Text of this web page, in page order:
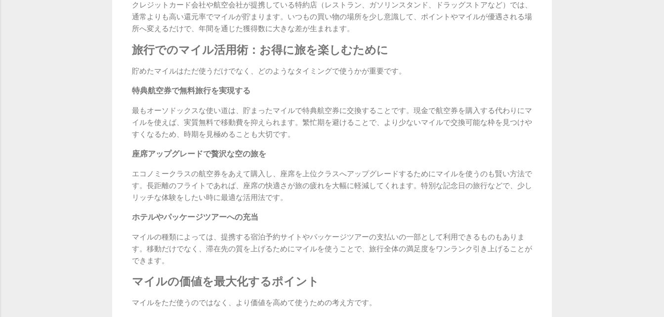
クレジットカード会社や航空会社が提携している特約店（レストラン、ガソリンスタンド、ドラッグストアなど）では、
通常よりも高い還元率でマイルが貯まります。いつもの買い物の場所を少し意識して、ポイントやマイルが優遇される場
所へ変えるだけで、年間を通じた獲得数に大きな差が生まれます。
旅行でのマイル活用術：お得に旅を楽しむために
貯めたマイルはただ使うだけでなく、どのようなタイミングで使うかが重要です。
特典航空券で無料旅行を実現する
最もオーソドックスな使い道は、貯まったマイルで特典航空券に交換することです。現金で航空券を購入する代わりにマ
イルを使えば、実質無料で移動費を抑えられます。繁忙期を避けることで、より少ないマイルで交換可能な枠を見つけや
すくなるため、時期を見極めることも大切です。
座席アップグレードで贅沢な空の旅を
エコノミークラスの航空券をあえて購入し、座席を上位クラスへアップグレードするためにマイルを使うのも賢い方法で
す。長距離のフライトであれば、座席の快適さが旅の疲れを大幅に軽減してくれます。特別な記念日の旅行などで、少し
リッチな体験をしたい時に最適な活用法です。
ホテルやパッケージツアーへの充当
マイルの種類によっては、提携する宿泊予約サイトやパッケージツアーの支払いの一部として利用できるものもありま
す。移動だけでなく、滞在先の質を上げるためにマイルを使うことで、旅行全体の満足度をワンランク引き上げることが
できます。
マイルの価値を最大化するポイント
マイルをただ使うのではなく、より価値を高めて使うための考え方です。